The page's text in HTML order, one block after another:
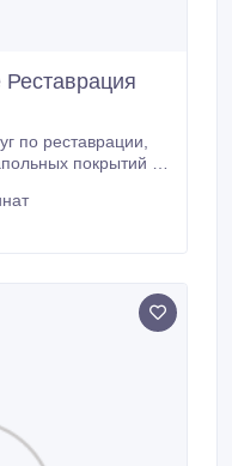
по реставрации,
покрытий из